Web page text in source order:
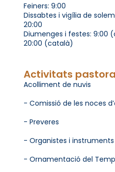
Feiners: 9:00
Dissabtes i vigília de
20:00
Diumenges i festes: 9:00
20:00 (català)
Activitats
Acolliment de nuvis
- Comissió de les noces
- Preveres
- Organistes i instruments
- Ornamentació del